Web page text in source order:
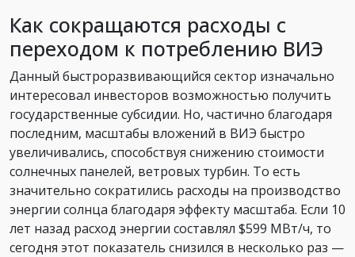
Как сокращаются расходы с
переходом к потреблению ВИЭ
Данный быстроразвивающийся сектор изначально
интересовал инвесторов возможностью получить
государственные субсидии. Но, частично благодаря
последним, масштабы вложений в ВИЭ быстро
увеличивались, способствуя снижению стоимости
солнечных панелей, ветровых турбин. То есть
значительно сократились расходы на производство
энергии солнца благодаря эффекту масштаба. Если 10
лет назад расход энергии составлял $599 МВт/ч, то
сегодня этот показатель снизился в несколько раз —